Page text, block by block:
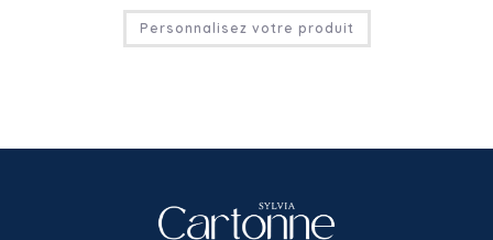
Personnalisez votre produit